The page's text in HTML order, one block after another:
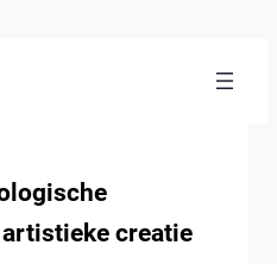
artistieke creatie